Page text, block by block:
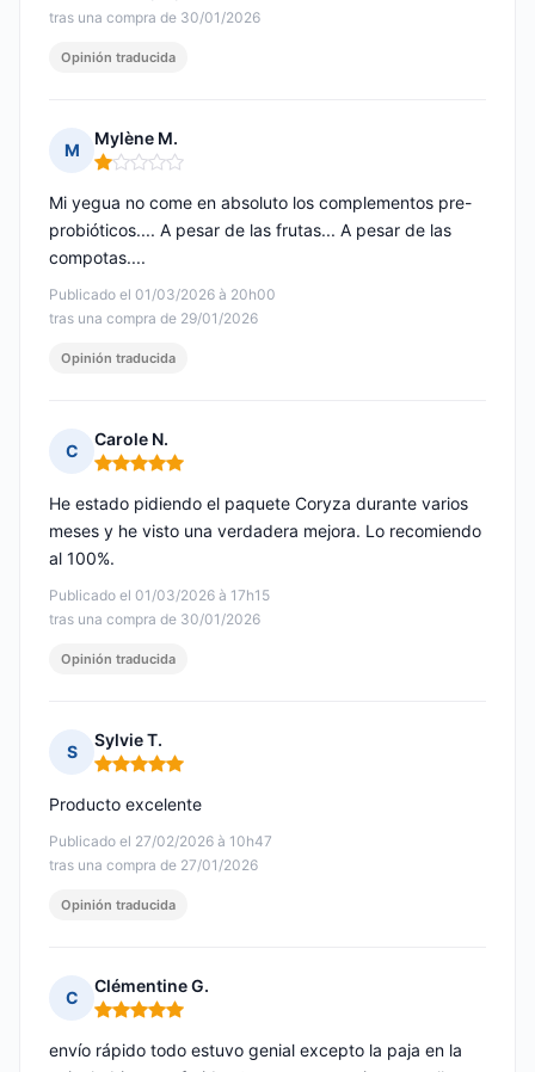
tras una compra de 30/01/2026
Opinión traducida
M
Mylène M.
Nota: 1 de 5
Publicado el 01/03/2026 à 20h00
tras una compra de 29/01/2026
Mi yegua no come en absoluto los complementos pre-
probióticos.... A pesar de las frutas... A pesar de las
compotas....
Opinión traducida
C
Carole N.
Nota: 5 de 5
Publicado el 01/03/2026 à 17h15
tras una compra de 30/01/2026
He estado pidiendo el paquete Coryza durante varios
meses y he visto una verdadera mejora. Lo recomiendo
al 100%.
Opinión traducida
S
Sylvie T.
Nota: 5 de 5
Publicado el 27/02/2026 à 10h47
tras una compra de 27/01/2026
Producto excelente
Opinión traducida
C
Clémentine G.
Nota: 5 de 5
envío rápido todo estuvo genial excepto la paja en la